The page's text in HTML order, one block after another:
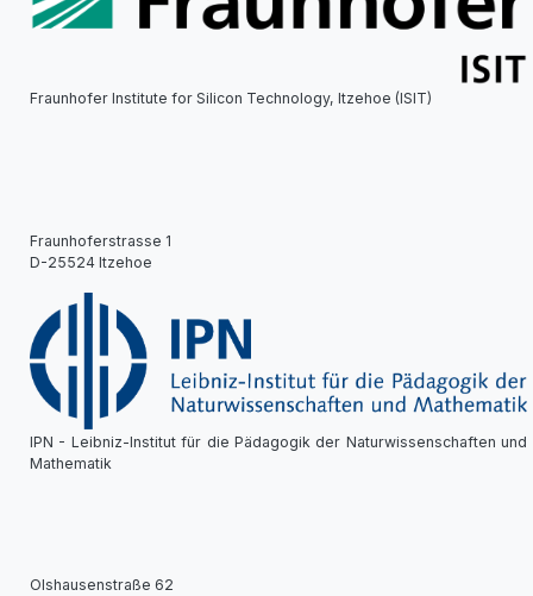
Fraunhofer Institute for Silicon Technology, Itzehoe (ISIT)
Fraunhoferstrasse 1
D-25524 Itzehoe
IPN - Leibniz-Institut für die Pädagogik der Naturwissenschaften und
Mathematik
Olshausenstraße 62